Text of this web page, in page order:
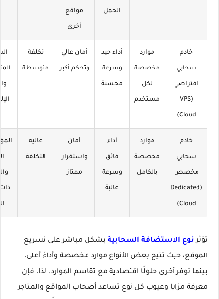
الحمل مواقع
أخرى
خادم
سحابي
افتراضي
(VPS
Cloud)
موارد
مخصصة
لكل
مستخدم
أداء جيد
وسرعة
محسنة
أمان عالي
وتحكم أكبر
تكلفة
متوسطة
خادم
سحابي
مخصص
(Dedicated
Cloud)
موارد
مخصصة
بالكامل
أداء
فائق
وسرعة
عالية
أمان
واستقرار
ممتاز
عالية
التكلفة
تؤثرنوع الاستضافة السحابية بشكل مباشر على تسريع
الموقع، حيث تتيح بعض الأنواع موارد مخصصة وأداءً أعلى،
بينما توفر أخرى حلولًا اقتصادية مع تقاسم الموارد. لذا، فإن
معرفة مزايا وعيوب كل نوع تساعد أصحاب المواقع والمتاجر